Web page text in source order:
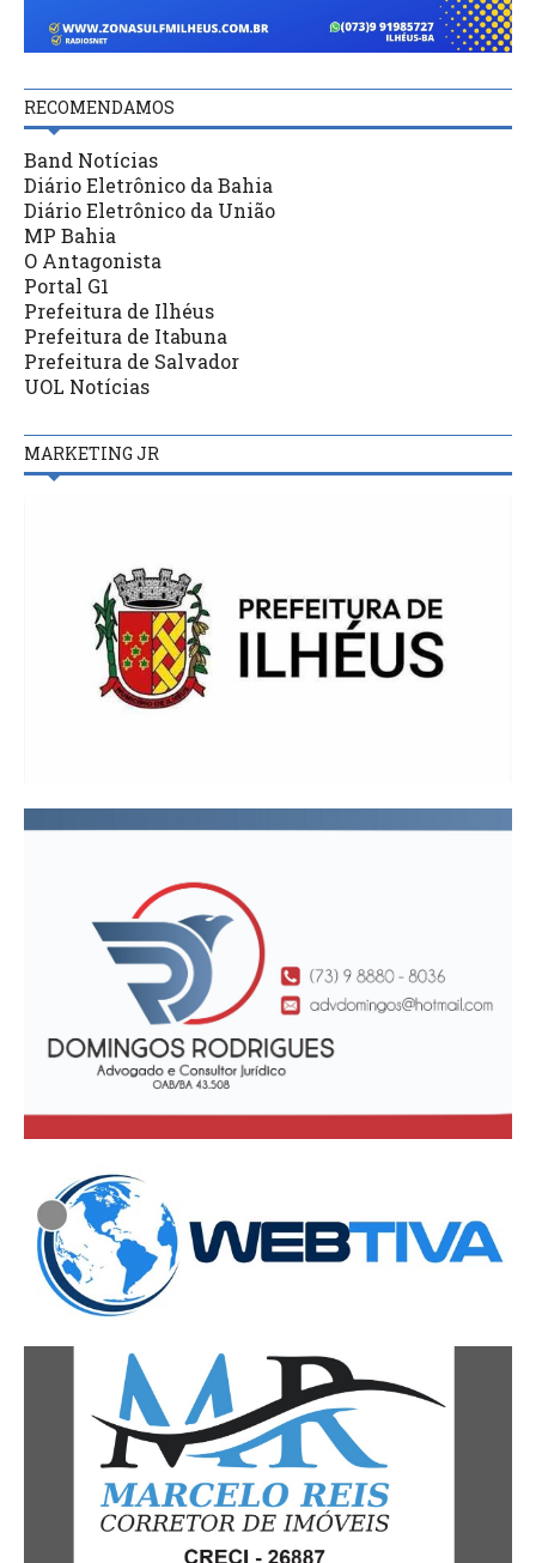
RECOMENDAMOS
Band Notícias
Diário Eletrônico da Bahia
Diário Eletrônico da União
MP Bahia
O Antagonista
Portal G1
Prefeitura de Ilhéus
Prefeitura de Itabuna
Prefeitura de Salvador
UOL Notícias
MARKETING JR